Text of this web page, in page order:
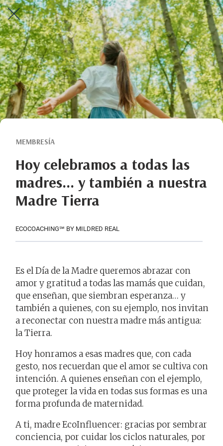
MEMBRESÍA
Hoy celebramos a todas las
madres… y también a nuestra
Madre Tierra
ECOCOACHING℠ BY MILDRED REAL
Es el Día de la Madre queremos abrazar con
amor y gratitud a todas las mamás que cuidan,
que enseñan, que siembran esperanza… y
también a quienes, con su ejemplo, nos invitan
a reconectar con nuestra madre más antigua:
la Tierra.
Hoy honramos a esas madres que, con cada
gesto, nos recuerdan que el amor se cultiva con
intención. A quienes enseñan con el ejemplo,
que proteger la vida en todas sus formas es una
forma profunda de maternidad.
A ti, madre EcoInfluencer: gracias por sembrar
conciencia, por cuidar los ciclos naturales, por